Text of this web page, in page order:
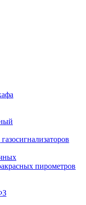
пирометров